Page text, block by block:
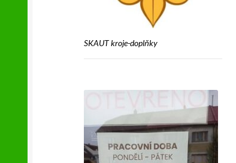
SKAUT kroje-doplňky